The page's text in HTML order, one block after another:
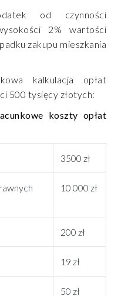
od czynności
2% wartości
zakupu mieszkania
kalkulacja opłat
500 tysięcy złotych:
koszty opłat
3500 zł
10 000 zł
200 zł
19 zł
50 zł